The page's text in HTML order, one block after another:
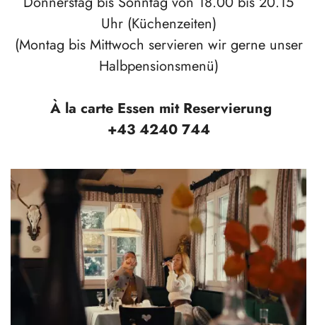
Uhr (Küchenzeiten)
(Montag bis Mittwoch servieren wir gerne unser
Halbpensionsmenü)
À la carte Essen mit Reservierung
+43 4240 744